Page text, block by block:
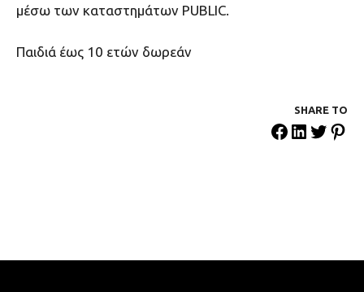
μέσω των καταστημάτων PUBLIC.
Παιδιά έως 10 ετών δωρεάν
SHARE ΤΟ